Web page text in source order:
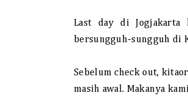
Last day di Jogjakarta
bersungguh-sungguh di
Sebelum check out,
masih awal. Makanya